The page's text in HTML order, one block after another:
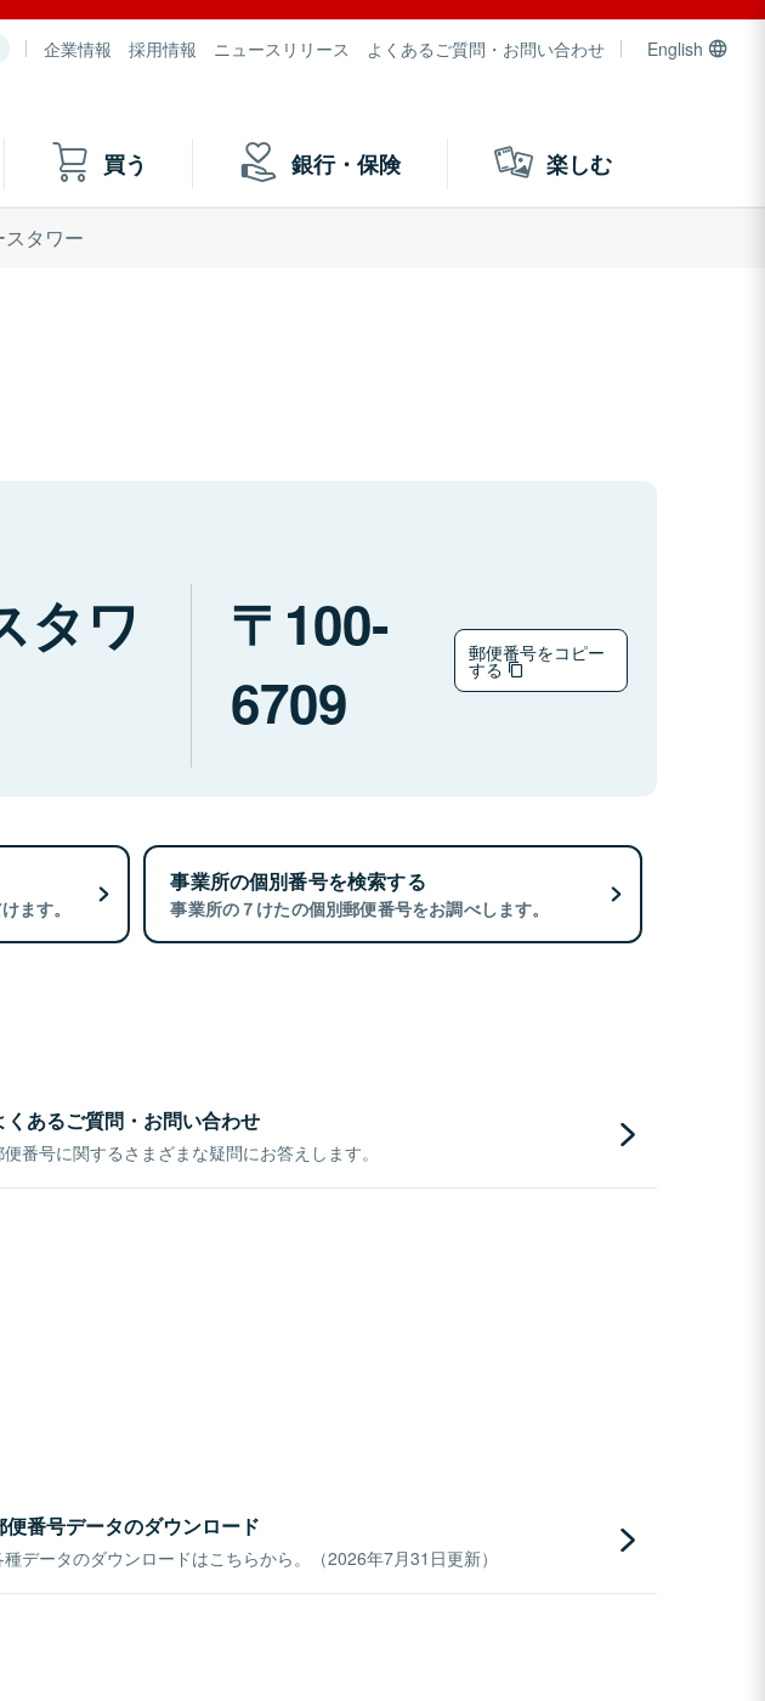
企業情報 採用情報 ニュースリリース よくあるご質問・お問い合わせ English
買う 銀行・保険 楽しむ
タワー
タワ
100-
6709
郵便番号をコピー
する
ます。
事業所の個別番号を検索する
事業所の７けたの個別郵便番号をお調べします。
くあるご質問・お問い合わせ
便番号に関するさまざまな疑問にお答えします。
便番号データのダウンロード
種データのダウンロードはこちらから。（2026年7月31日更新）